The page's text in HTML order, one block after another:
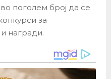
поголем број да се
за
награди.